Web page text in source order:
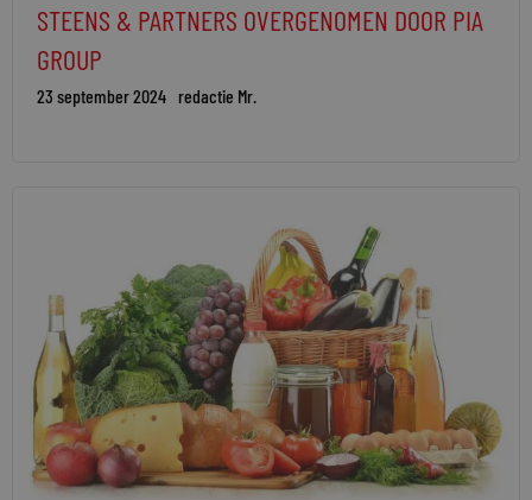
STEENS & PARTNERS OVERGENOMEN DOOR PIA
GROUP
23 september 2024 redactie Mr.